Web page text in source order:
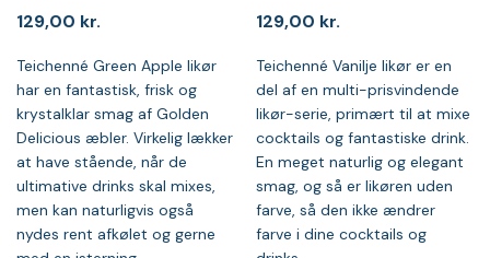
129,00 kr.
Teichenné Green Apple likør
har en fantastisk, frisk og
krystalklar smag af Golden
Delicious æbler. Virkelig lækker
at have stående, når de
ultimative drinks skal mixes,
men kan naturligvis også
nydes rent afkølet og gerne
129,00 kr.
Teichenné Vanilje likør er en
del af en multi-prisvindende
likør-serie, primært til at mixe
cocktails og fantastiske drink.
En meget naturlig og elegant
smag, og så er likøren uden
farve, så den ikke ændrer
farve i dine cocktails og